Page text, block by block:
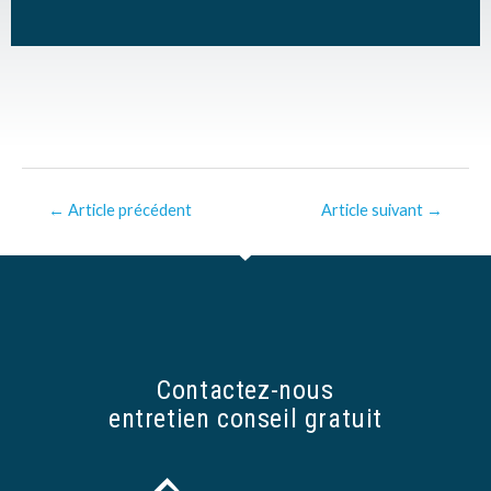
← Article précédent Article suivant →
Contactez-nous
entretien conseil gratuit